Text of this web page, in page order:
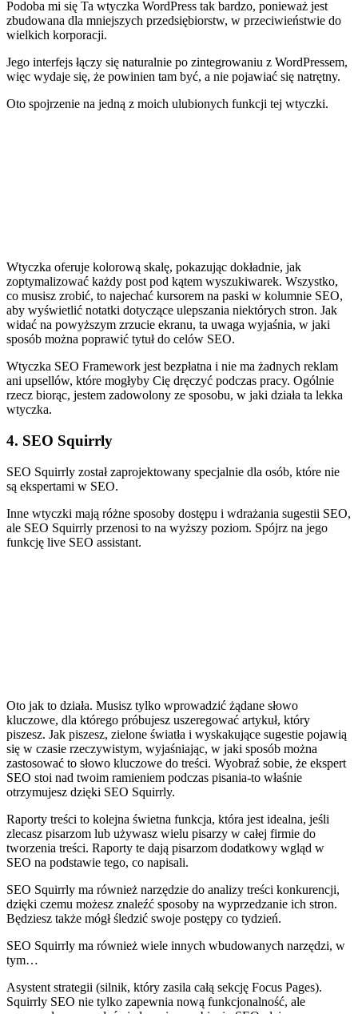
Podoba mi się Ta wtyczka WordPress tak bardzo, ponieważ jest
zbudowana dla mniejszych przedsiębiorstw, w przeciwieństwie do
wielkich korporacji.
Jego interfejs łączy się naturalnie po zintegrowaniu z WordPressem,
więc wydaje się, że powinien tam być, a nie pojawiać się natrętny.
Oto spojrzenie na jedną z moich ulubionych funkcji tej wtyczki.
Wtyczka oferuje kolorową skalę, pokazując dokładnie, jak
zoptymalizować każdy post pod kątem wyszukiwarek. Wszystko,
co musisz zrobić, to najechać kursorem na paski w kolumnie SEO,
aby wyświetlić notatki dotyczące ulepszania niektórych stron. Jak
widać na powyższym zrzucie ekranu, ta uwaga wyjaśnia, w jaki
sposób można poprawić tytuł do celów SEO.
Wtyczka SEO Framework jest bezpłatna i nie ma żadnych reklam
ani upsellów, które mogłyby Cię dręczyć podczas pracy. Ogólnie
rzecz biorąc, jestem zadowolony ze sposobu, w jaki działa ta lekka
wtyczka.
4. SEO Squirrly
SEO Squirrly został zaprojektowany specjalnie dla osób, które nie
są ekspertami w SEO.
Inne wtyczki mają różne sposoby dostępu i wdrażania sugestii SEO,
ale SEO Squirrly przenosi to na wyższy poziom. Spójrz na jego
funkcję live SEO assistant.
Oto jak to działa. Musisz tylko wprowadzić żądane słowo
kluczowe, dla którego próbujesz uszeregować artykuł, który
piszesz. Jak piszesz, zielone światła i wyskakujące sugestie pojawią
się w czasie rzeczywistym, wyjaśniając, w jaki sposób można
zastosować to słowo kluczowe do treści. Wyobraź sobie, że ekspert
SEO stoi nad twoim ramieniem podczas pisania-to właśnie
otrzymujesz dzięki SEO Squirrly.
Raporty treści to kolejna świetna funkcja, która jest idealna, jeśli
zlecasz pisarzom lub używasz wielu pisarzy w całej firmie do
tworzenia treści. Raporty te dają pisarzom dodatkowy wgląd w
SEO na podstawie tego, co napisali.
SEO Squirrly ma również narzędzie do analizy treści konkurencji,
dzięki czemu możesz znaleźć sposoby na wyprzedzanie ich stron.
Będziesz także mógł śledzić swoje postępy co tydzień.
SEO Squirrly ma również wiele innych wbudowanych narzędzi, w
tym…
Asystent strategii (silnik, który zasila całą sekcję Focus Pages).
Squirrly SEO nie tylko zapewnia nową funkcjonalność, ale